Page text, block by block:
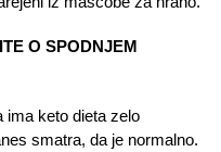
O SPODNJEM
ima keto dieta zelo
smatra, da je normalno.